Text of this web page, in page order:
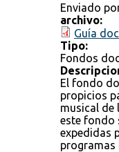
Enviado
archivo:
Guía
Tipo:
Fondos
El fondo
propicios
musical de
este fondo
expedidas
programas